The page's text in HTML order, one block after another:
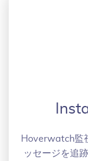
Hoverwatch監
ッセージを追